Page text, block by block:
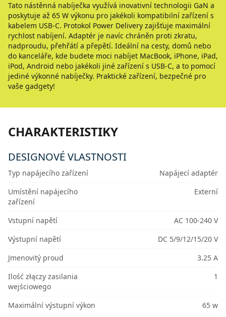
Tato nástěnná nabíječka využívá inovativní technologii GaN a
poskytuje až 65 W výkonu pro jakékoli kompatibilní zařízení s
kabelem USB-C. Protokol Power Delivery zajišťuje maximální
rychlost nabíjení. Adaptér je navíc chráněn proti zkratu,
nadproudu, přehřátí a přepětí. Ideální na cesty, domů nebo
do kanceláře, kde budete moci nabíjet MacBook, iPhone, iPad,
iPod, Android nebo jakékoli jiné zařízení s USB-C, a to pomocí
jediné výkonné nabíječky. Praktické zařízení, bezpečné pro
vaše gadgety!
CHARAKTERISTIKY
DESIGNOVÉ VLASTNOSTI
Typ napájecího zařízení
Napájecí adaptér
Umístění napájecího
zařízení
Externí
Vstupní napětí
AC 100-240 V
Výstupní napětí
DC 5/9/12/15/20 V
Jmenovitý proud
3.25 A
Ilość złączy zasilania
wejściowego
1
Maximální výstupní výkon
65 w